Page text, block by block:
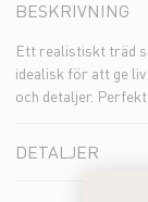
BESKRIVNING
Ett realistiskt träd
idealisk för att ge
och detaljer.
DETALJER